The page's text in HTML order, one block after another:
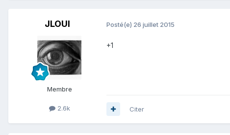
JLOUI
Membre
2.6k
Posté(e) 26 juillet 2015
+1
Citer